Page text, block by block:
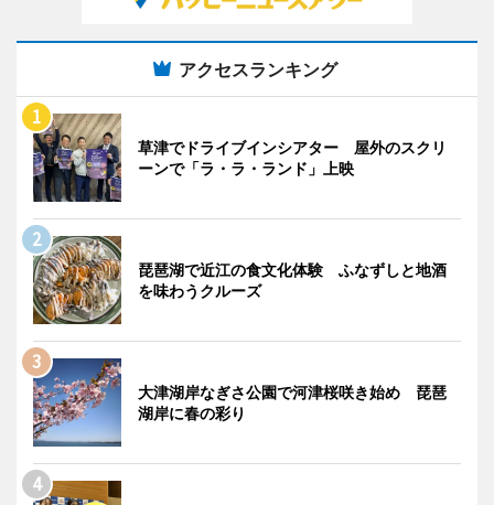
アクセスランキング
草津でドライブインシアター 屋外のスクリ
ーンで「ラ・ラ・ランド」上映
琵琶湖で近江の食文化体験 ふなずしと地酒
を味わうクルーズ
大津湖岸なぎさ公園で河津桜咲き始め 琵琶
湖岸に春の彩り